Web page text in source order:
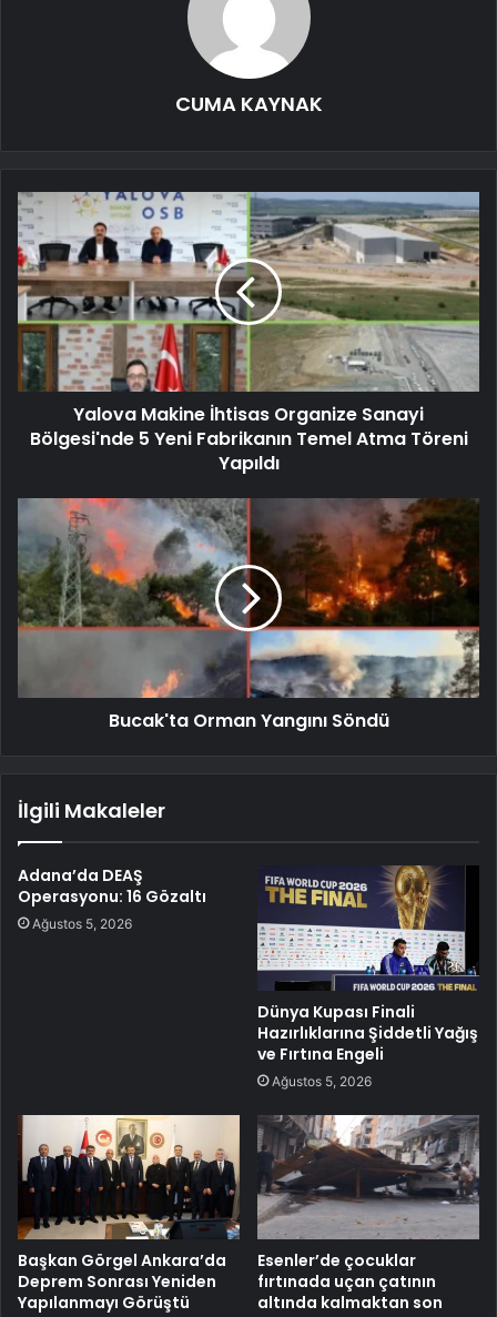
CUMA KAYNAK
Yalova Makine İhtisas Organize Sanayi
Bölgesi'nde 5 Yeni Fabrikanın Temel Atma Töreni
Yapıldı
Bucak'ta Orman Yangını Söndü
İlgili Makaleler
Adana’da DEAŞ
Operasyonu: 16 Gözaltı
Ağustos 5, 2026
Dünya Kupası Finali
Hazırlıklarına Şiddetli Yağış
ve Fırtına Engeli
Ağustos 5, 2026
Başkan Görgel Ankara’da
Deprem Sonrası Yeniden
Yapılanmayı Görüştü
Esenler’de çocuklar
fırtınada uçan çatının
altında kalmaktan son